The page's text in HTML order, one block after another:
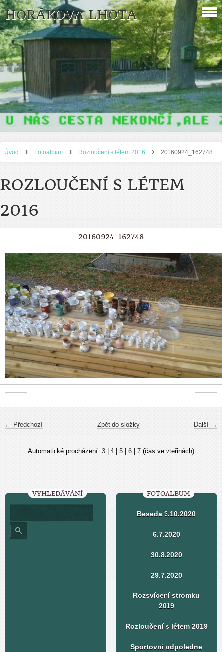
HORÁKOVA LHOTA
Úvod › Fotoalbum › Rozloučení s létem 2016 › 20160924_162748
ROZLOUČENÍ S LÉTEM
2016
20160924_162748
← Předchozí Další →
Zpět do složky
Automatické procházení: 3 4 5 6 7 (čas ve vteřinách)
VYHLEDÁVÁNÍ FOTOALBUM
Beseda 3.10.2020
6.7.2020
30.8.2020
29.7.2020
Rozsvícení stromku
2019
Rozloučení s létem 2019
Sportovní odpoledne